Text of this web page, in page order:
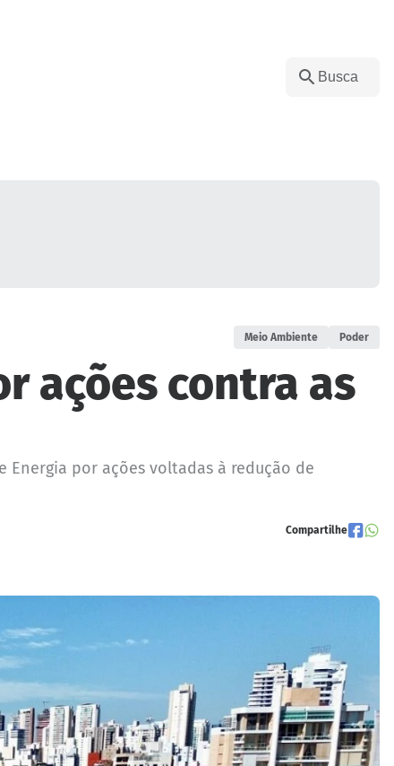
Meio Ambiente Poder
ações contra as
Energia por ações voltadas à redução de
Compartilhe